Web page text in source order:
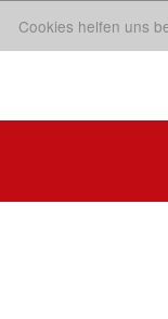
Cookies helfen uns